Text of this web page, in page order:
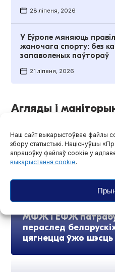
Наш сайт выкарыстоўвае файлы
збору статыстыкі. Націснуўшы
апрацоўку файлаў cookie у
выкарыстання cookie.
28 ліпеня, 2026
У Еўропе мяняюць
жаночага спорту: без
запаволеных паўтораў
21 ліпеня, 2026
Агляды і
МФЖ і ЕФЖ
пераслед
цягнецца ўжо шэсць